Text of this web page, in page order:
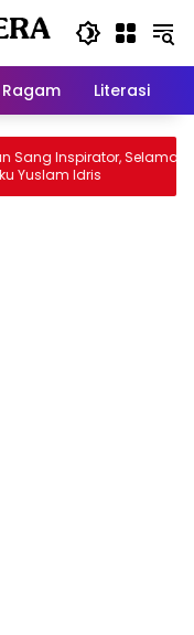
Ragam Literasi
Inspirator, Selamat
Idris